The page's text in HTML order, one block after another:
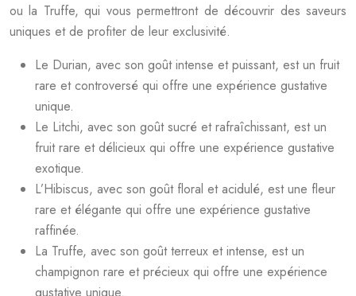
ou la Truffe, qui vous permettront de découvrir des saveurs
uniques et de profiter de leur exclusivité.
Le Durian, avec son goût intense et puissant, est un fruit
rare et controversé qui offre une expérience gustative
unique.
Le Litchi, avec son goût sucré et rafraîchissant, est un
fruit rare et délicieux qui offre une expérience gustative
exotique.
L’Hibiscus, avec son goût floral et acidulé, est une fleur
rare et élégante qui offre une expérience gustative
raffinée.
La Truffe, avec son goût terreux et intense, est un
champignon rare et précieux qui offre une expérience
gustative unique.